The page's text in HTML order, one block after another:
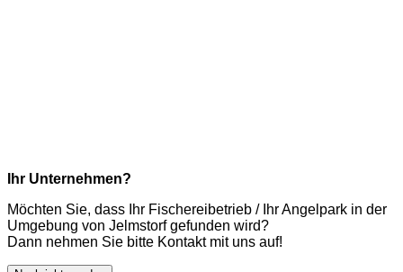
Ihr Unternehmen?
Möchten Sie, dass Ihr Fischereibetrieb / Ihr Angelpark in der
Umgebung von Jelmstorf gefunden wird?
Dann nehmen Sie bitte Kontakt mit uns auf!